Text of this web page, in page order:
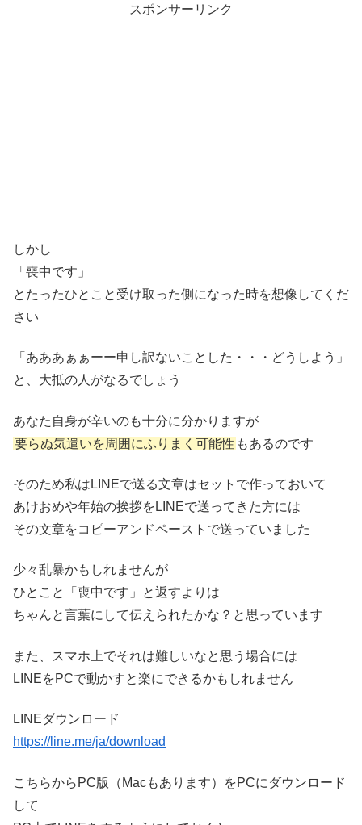
スポンサーリンク
しかし
「喪中です」
とたったひとこと受け取った側になった時を想像してくだ
さい
「あああぁぁーー申し訳ないことした・・・どうしよう」
と、大抵の人がなるでしょう
あなた自身が辛いのも十分に分かりますが
要らぬ気遣いを周囲にふりまく可能性 もあるのです
そのため私はLINEで送る文章はセットで作っておいて
あけおめや年始の挨拶をLINEで送ってきた方には
その文章をコピーアンドペーストで送っていました
少々乱暴かもしれませんが
ひとこと「喪中です」と返すよりは
ちゃんと言葉にして伝えられたかな？と思っています
また、スマホ上でそれは難しいなと思う場合には
LINEをPCで動かすと楽にできるかもしれません
LINEダウンロード
https://line.me/ja/download
こちらからPC版（Macもあります）をPCにダウンロード
して